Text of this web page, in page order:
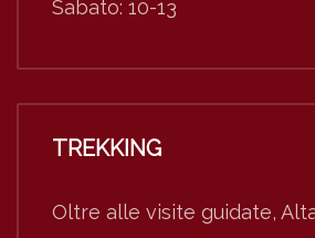
Sabato: 10-13
TREKKING
Oltre alle visite guidate,